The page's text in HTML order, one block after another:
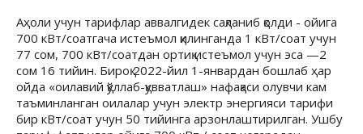
Аҳоли учун тарифлар аввалгидек сақланиб қолди - ойига
700 кВт/соатгача истеъмол қилинганда 1 кВт/соат учун
77 сом, 700 кВт/соатдан ортиқ истеъмол учун эса —2
сом 16 тийин. Бироқ 2022-йил 1-январдан бошлаб ҳар
ойда «оилавий қўллаб-қувватлаш» нафақаси олувчи кам
таъминланган оилалар учун электр энергияси тарифи
бир кВт/соат учун 50 тийинга арзонлаштирилган. Ушбу